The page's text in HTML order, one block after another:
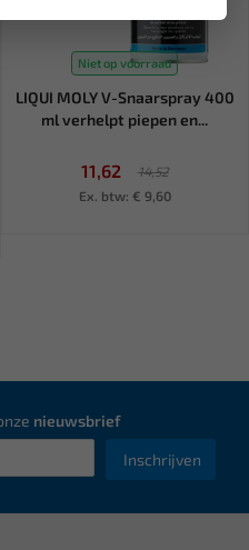
Niet op voorraad
LIQUI MOLY V-Snaarspray 400
ml verhelpt piepen en...
11,62
14,52
Ex. btw: € 9,60
nieuwsbrief
Inschrijven